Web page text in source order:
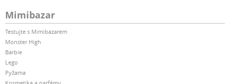
Mimibazar
Testujte s Mimibazarem
Monster High
Barbie
Lego
Pyžama